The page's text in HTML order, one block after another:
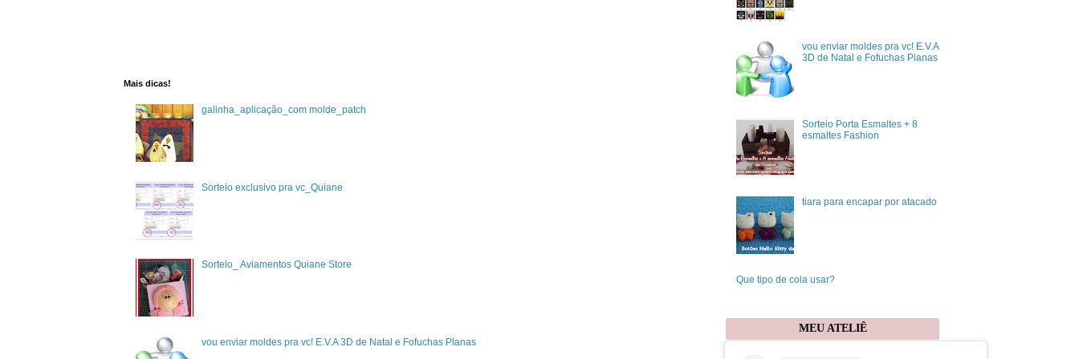
Mais dicas!
galinha_aplicação_com molde_patch
Sorteio exclusivo pra vc_Quiane
Sorteio_ Aviamentos Quiane Store
vou enviar moldes pra vc! E.V.A 3D de Natal e Fofuchas Planas
vou enviar moldes pra vc! E.V.A
3D de Natal e Fofuchas Planas
Sorteio Porta Esmaltes + 8
esmaltes Fashion
tiara para encapar por atacado
Que tipo de cola usar?
MEU ATELIÊ